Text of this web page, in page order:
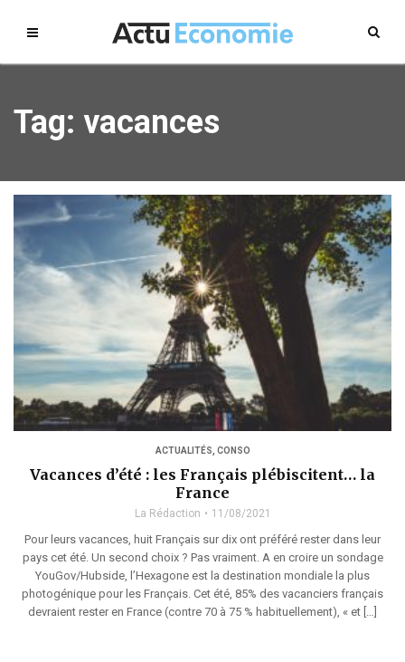
Tag: vacances
ACTUALITÉS, CONSO
Vacances d’été : les Français plébiscitent… la
France
La Rédaction 11/08/2021
Pour leurs vacances, huit Français sur dix ont préféré rester dans leur
pays cet été. Un second choix ? Pas vraiment. A en croire un sondage
YouGov/Hubside, l’Hexagone est la destination mondiale la plus
photogénique pour les Français. Cet été, 85% des vacanciers français
devraient rester en France (contre 70 à 75 % habituellement), « et […]